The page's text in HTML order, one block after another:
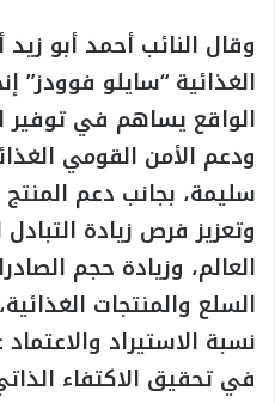
وقال النائب أحمد أبو زيد
الغذائية “سايلو فوودز”
الواقع يساهم في توفير
ودعم الأمن القومي
سليمة، بجانب دعم
وتعزيز فرص زيادة
العالم، وزيادة حجم
السلع والمنتجات
نسبة الاستيراد
في تحقيق الاكتفاء